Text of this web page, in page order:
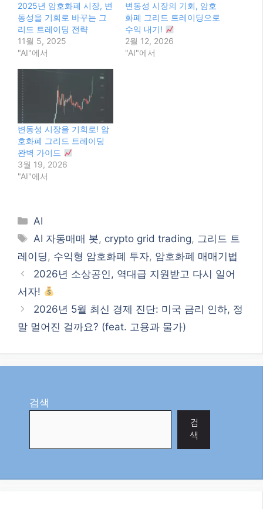
2025년 암호화폐 시장, 변
동성을 기회로 바꾸는 그
리드 트레이딩 전략
11월 5, 2025
"AI"에서
변동성 시장의 기회, 암호
화폐 그리드 트레이딩으로
수익 내기!
2월 12, 2026
"AI"에서
변동성 시장을 기회로! 암
호화폐 그리드 트레이딩
완벽 가이드
3월 19, 2026
"AI"에서
Categories
AI
Tags
AI 자동매매 봇, crypto grid trading, 그리드 트
레이딩, 수익형 암호화폐 투자, 암호화폐 매매기법
2026년 소상공인, 역대급 지원받고 다시 일어
서자!
2026년 5월 최신 경제 진단: 미국 금리 인하, 정
말 멀어진 걸까요? (feat. 고용과 물가)
검색
검
색